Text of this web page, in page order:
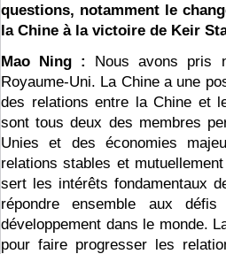
questions, notamment le
la Chine à la victoire de Keir
Mao Ning : Nous avons pris
Royaume-Uni. La Chine a une
des relations entre la Chine et
sont tous deux des membres
Unies et des économies
relations stables et
sert les intérêts fondamentaux
répondre ensemble aux
développement dans le monde.
pour faire progresser les